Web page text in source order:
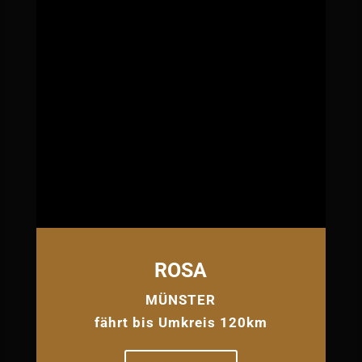
ROSA
MÜNSTER
fährt bis Umkreis 120km